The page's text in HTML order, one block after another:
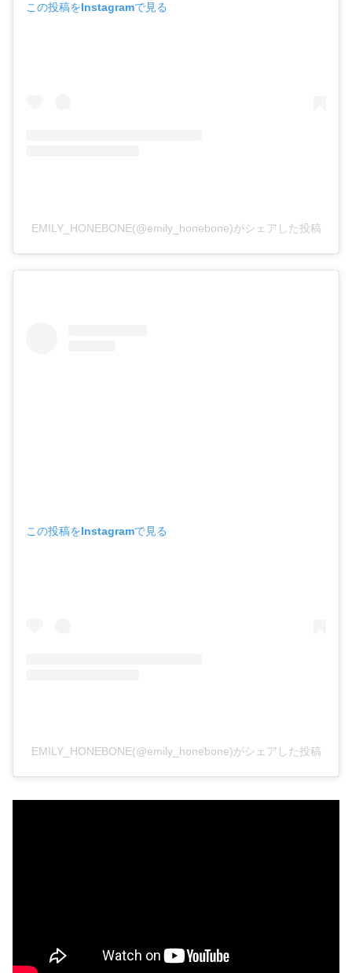
この投稿をInstagramで見る
EMILY_HONEBONE(@emily_honebone)がシェアした投稿
この投稿をInstagramで見る
EMILY_HONEBONE(@emily_honebone)がシェアした投稿